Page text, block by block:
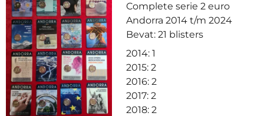
Complete serie 2 euro
Andorra 2014 t/m 2024
Bevat: 21 blisters
2014: 1
2015: 2
2016: 2
2017: 2
2018: 2